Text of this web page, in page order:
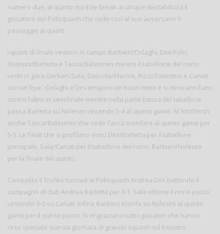
numero due, al quinto ma il tie-break ai cinque destabilizza il
giocatore del Polisquash che cede così al suo avversario il
passaggio ai quarti.
I quarti di finale vedono in campo Barbieri/Cislaghi, Dini/Folci,
Nolesini/Barletta e Tasca/Balestreri mentre il tabellone del nono
vede in gara Gerken/Sala, Dascola/Meroni, Rizzi/Tolentino e Cariati
con un ‘bye’. Cislaghi e Dini tengono un buon ritmo e si ritrovano l’uno
contro l’altro in semifinale mentre nella parte bassa del tabellone
passa Barletta su Nolesini vincendo 5-4 al quinto game. Al fotofinish
anche Tasca/Balestreri che vede Tasca trionfare al quinto game per
5-3. Le finali che si profilano sono Dini/Barletta per il tabellone
principale, Sala/Cariati per il tabellone del nono, Barbieri/Nolesini
per la finale del quinto.
Conquista il Trofeo Isostad al Polisquash Andrea Dini battendo il
compagno di club Andrea Barletta per 3-1. Sala ottiene il nono posto
vincendo 3-0 su Cariati. Infine Barbieri trionfa su Nolesini al quinto
game per il quinto posto. Si ringraziano tutti i giocatori che hanno
reso speciale questa giornata di grande squash ed il nostro